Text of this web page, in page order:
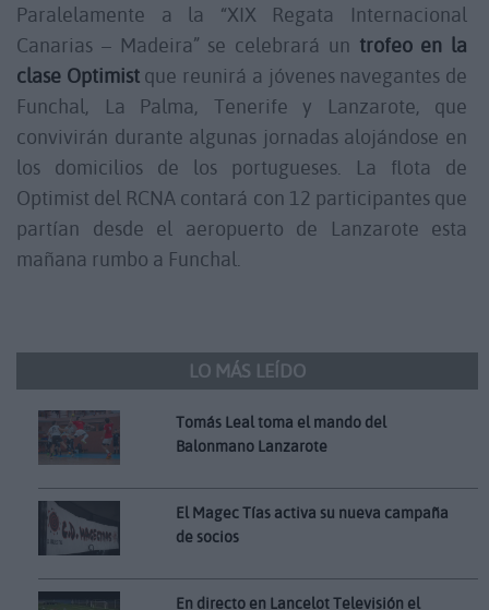
Paralelamente a la “XIX Regata Internacional
Canarias – Madeira” se celebrará un trofeo en la
clase Optimistque reunirá a jóvenes navegantes de
Funchal, La Palma, Tenerife y Lanzarote, que
convivirán durante algunas jornadas alojándose en
los domicilios de los portugueses. La flota de
Optimist del RCNA contará con 12 participantes que
partían desde el aeropuerto de Lanzarote esta
mañana rumbo a Funchal.
LO MÁS LEÍDO
Tomás Leal toma el mando del
Balonmano Lanzarote
El Magec Tías activa su nueva campaña
de socios
En directo en Lancelot Televisión el